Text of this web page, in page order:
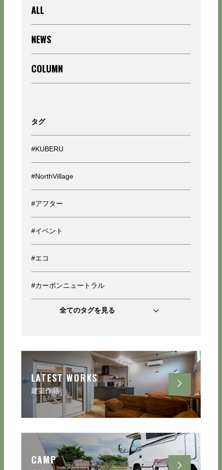
ALL
NEWS
COLUMN
タグ
#KUBERU
#NorthVillage
#アフター
#イベント
#エコ
#カーボンニュートラル
全てのタグを見る
LATEST WORKS
建築作品
CAMP